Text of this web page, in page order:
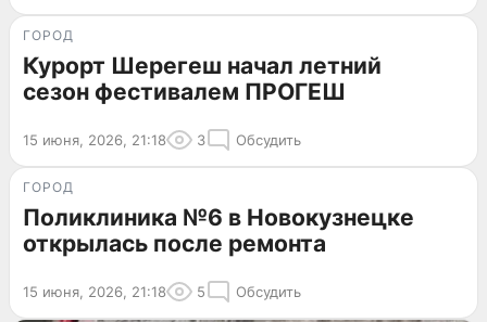
ГОРОД
Курорт Шерегеш начал летний
сезон фестивалем ПРОГЕШ
15 июня, 2026, 21:18 3 Обсудить
ГОРОД
Поликлиника №6 в Новокузнецке
открылась после ремонта
15 июня, 2026, 21:18 5 Обсудить